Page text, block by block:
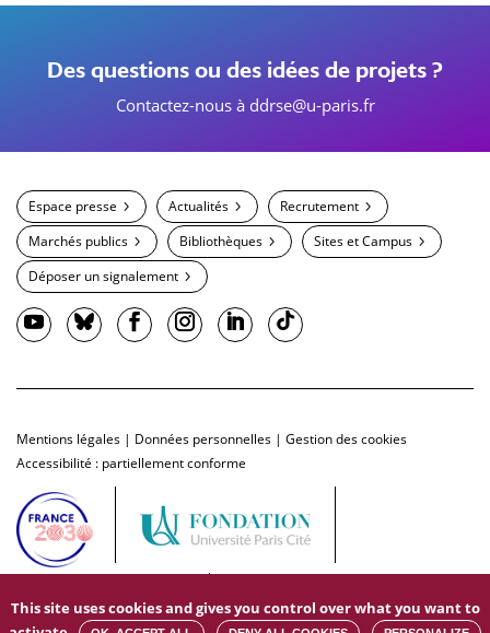
Des questions ou des idées de projets ?
Contactez-nous à ddrse@u-paris.fr
Espace presse Actualités
Recrutement
Marchés publics
Bibliothèques
Sites et Campus
Déposer un signalement
Mentions légales | Données personnelles | Gestion des cookies
Accessibilité : partiellement conforme
This site uses cookies and gives you control over what you want to